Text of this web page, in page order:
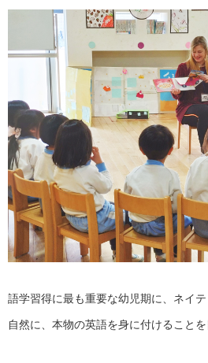
語学習得に最も重要な幼児期に、ネイ
自然に、本物の英語を身に付けることを